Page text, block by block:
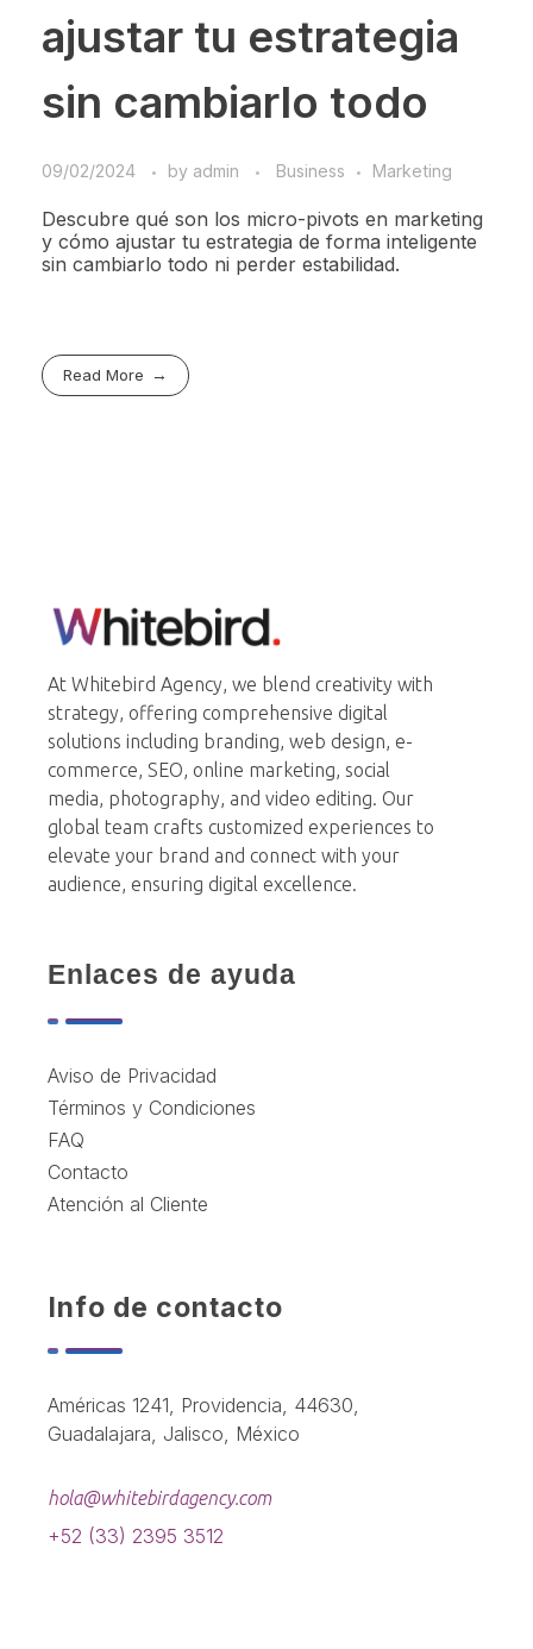
ajustar tu estrategia
sin cambiarlo todo
09/02/2024 by admin Business Marketing
Descubre qué son los micro-pivots en marketing
y cómo ajustar tu estrategia de forma inteligente
sin cambiarlo todo ni perder estabilidad.
Read More
At Whitebird Agency, we blend creativity with
strategy, offering comprehensive digital
solutions including branding, web design, e-
commerce, SEO, online marketing, social
media, photography, and video editing. Our
global team crafts customized experiences to
elevate your brand and connect with your
audience, ensuring digital excellence.
Enlaces de ayuda
Aviso de Privacidad
Términos y Condiciones
FAQ
Contacto
Atención al Cliente
Info de contacto
Américas 1241, Providencia, 44630,
Guadalajara, Jalisco, México
hola@whitebirdagency.com
+52 (33) 2395 3512